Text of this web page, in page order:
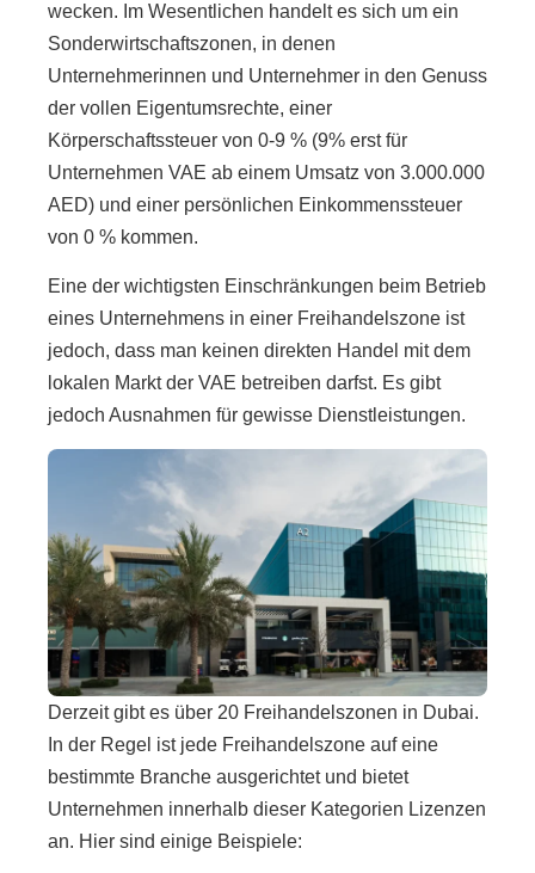
wecken. Im Wesentlichen handelt es sich um ein
Sonderwirtschaftszonen, in denen
Unternehmerinnen und Unternehmer in den Genuss
der vollen Eigentumsrechte, einer
Körperschaftssteuer von 0-9 % (9% erst für
Unternehmen VAE ab einem Umsatz von 3.000.000
AED) und einer persönlichen Einkommenssteuer
von 0 % kommen.
Eine der wichtigsten Einschränkungen beim Betrieb
eines Unternehmens in einer Freihandelszone ist
jedoch, dass man keinen direkten Handel mit dem
lokalen Markt der VAE betreiben darfst. Es gibt
jedoch Ausnahmen für gewisse Dienstleistungen.
Derzeit gibt es über 20 Freihandelszonen in Dubai.
In der Regel ist jede Freihandelszone auf eine
bestimmte Branche ausgerichtet und bietet
Unternehmen innerhalb dieser Kategorien Lizenzen
an. Hier sind einige Beispiele: